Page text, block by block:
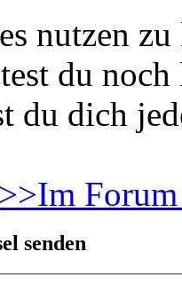
nutzen
du
du dich
>>Im
senden